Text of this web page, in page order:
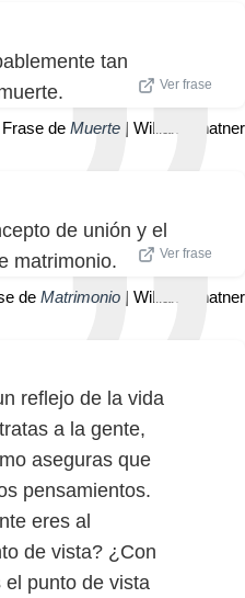
tan
Ver frase
Frase de Muerte | William Shatner
de unión y el
matrimonio.
Ver frase
de Matrimonio | William Shatner
reflejo de la vida
a la gente,
aseguras que
pensamientos.
eres al
de vista? ¿Con
punto de vista